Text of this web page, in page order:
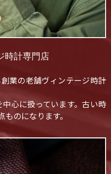
時計専門店
業の老舗ヴィンテージ時計
心に扱っています。古い時
のになります。